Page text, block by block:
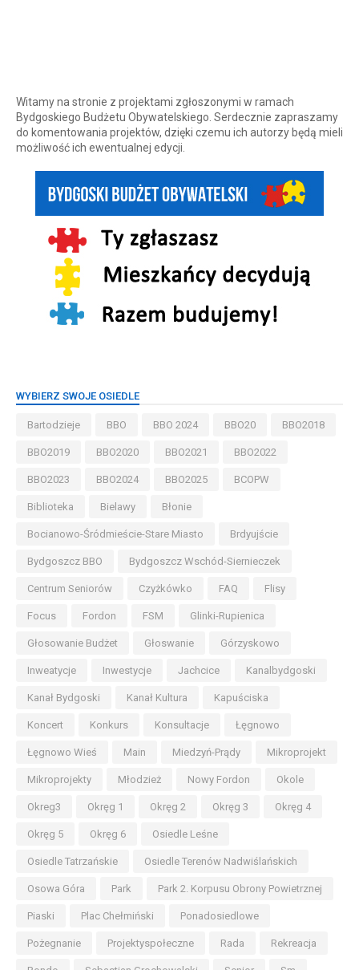
Witamy na stronie z projektami zgłoszonymi w ramach
Bydgoskiego Budżetu Obywatelskiego. Serdecznie zapraszamy
do komentowania projektów, dzięki czemu ich autorzy będą mieli
możliwość ich ewentualnej edycji.
WYBIERZ SWOJE OSIEDLE
Bartodzieje BBO BBO 2024 BBO20 BBO2018
BBO2019 BBO2020 BBO2021 BBO2022
BBO2023 BBO2024 BBO2025 BCOPW
Biblioteka Bielawy Błonie
Bocianowo-Śródmieście-Stare Miasto Brdyujście
Bydgoszcz BBO Bydgoszcz Wschód-Siernieczek
Centrum Seniorów Czyżkówko FAQ Flisy
Focus Fordon FSM Glinki-Rupienica
Głosowanie Budżet Głoswanie Górzyskowo
Inweatycje Inwestycje Jachcice Kanalbydgoski
Kanał Bydgoski Kanał Kultura Kapuściska
Koncert Konkurs Konsultacje Łęgnowo
Łęgnowo Wieś Main Miedzyń-Prądy Mikroprojekt
Mikroprojekty Młodzież Nowy Fordon Okole
Okreg3 Okręg 1 Okręg 2 Okręg 3 Okręg 4
Okręg 5 Okręg 6 Osiedle Leśne
Osiedle Tatrzańskie Osiedle Terenów Nadwiślańskich
Osowa Góra Park Park 2. Korpusu Obrony Powietrznej
Piaski Plac Chełmiński Ponadosiedlowe
Pożegnanie Projektyspołeczne Rada Rekreacja